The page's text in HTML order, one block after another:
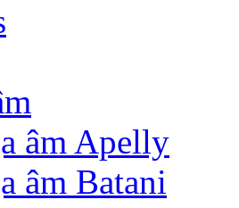
âm Apelly
âm Batani